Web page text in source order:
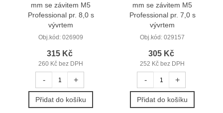
mm se závitem M5
Professional pr. 8,0 s
vývrtem
Obj.kód: 026909
315 Kč
260 Kč bez DPH
- +
Přidat do košíku
mm se závitem M5
Professional pr. 7,0 s
vývrtem
Obj.kód: 029157
305 Kč
252 Kč bez DPH
- +
Přidat do košíku